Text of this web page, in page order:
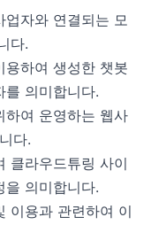
업자와 연결되는 모
다.
용하여 생성한 챗봇
를 의미합니다.
하여 운영하는 웹사
다.
클라우드튜링 사이
을 의미합니다.
이용과 관련하여 이